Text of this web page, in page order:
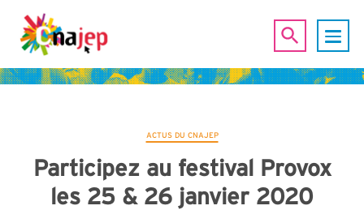
ACTUS DU CNAJEP
Participez au festival Provox
les 25 & 26 janvier 2020